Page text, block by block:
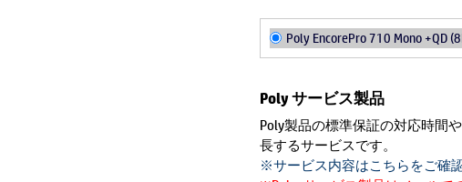
Poly EncorePro 710 Mono +QD
Poly サービス製品
Poly製品の標準保証の対応時間
長するサービスです。
※サービス内容はこちらをご確認